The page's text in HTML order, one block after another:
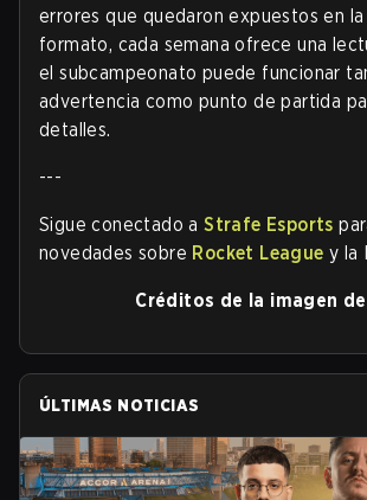
errores que quedaron expuestos en
formato, cada semana ofrece una
el subcampeonato puede funcionar
advertencia como punto de partida
detalles.
---
Sigue conectado aStrafe Esports
novedades sobre Rocket League y la
Créditos de la imagen
ÚLTIMAS NOTICIAS